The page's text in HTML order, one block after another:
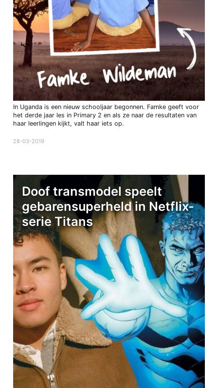
In Uganda is een nieuw schooljaar begonnen. Famke geeft voor
het derde jaar les in Primary 2 en als ze naar de resultaten van
haar leerlingen kijkt, valt haar iets op.
28-03-2019
Doof transmodel speelt
gebarensuperheld in Netflix-
serie Titans